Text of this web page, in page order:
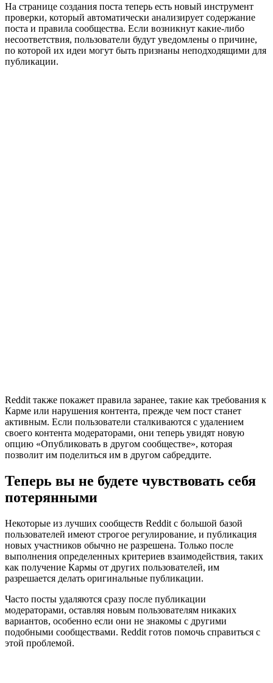
На странице создания поста теперь есть новый инструмент
проверки, который автоматически анализирует содержание
поста и правила сообщества. Если возникнут какие-либо
несоответствия, пользователи будут уведомлены о причине,
по которой их идеи могут быть признаны неподходящими для
публикации.
Reddit также покажет правила заранее, такие как требования к
Карме или нарушения контента, прежде чем пост станет
активным. Если пользователи сталкиваются с удалением
своего контента модераторами, они теперь увидят новую
опцию «Опубликовать в другом сообществе», которая
позволит им поделиться им в другом сабреддите.
Теперь вы не будете чувствовать себя
потерянными
Некоторые из лучших сообществ Reddit с большой базой
пользователей имеют строгое регулирование, и публикация
новых участников обычно не разрешена. Только после
выполнения определенных критериев взаимодействия, таких
как получение Кармы от других пользователей, им
разрешается делать оригинальные публикации.
Часто посты удаляются сразу после публикации
модераторами, оставляя новым пользователям никаких
вариантов, особенно если они не знакомы с другими
подобными сообществами. Reddit готов помочь справиться с
этой проблемой.